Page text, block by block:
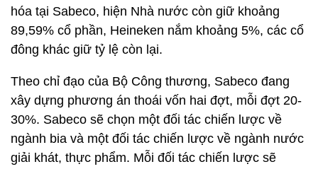
hóa tại Sabeco, hiện Nhà nước còn giữ khoảng
89,59% cổ phần, Heineken nắm khoảng 5%, các cổ
đông khác giữ tỷ lệ còn lại.
Theo chỉ đạo của Bộ Công thương, Sabeco đang
xây dựng phương án thoái vốn hai đợt, mỗi đợt 20-
30%. Sabeco sẽ chọn một đối tác chiến lược về
ngành bia và một đối tác chiến lược về ngành nước
giải khát, thực phẩm. Mỗi đối tác chiến lược sẽ